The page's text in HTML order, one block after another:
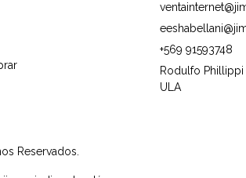
+569 91593748
Rodulfo
ULA
Reservados.